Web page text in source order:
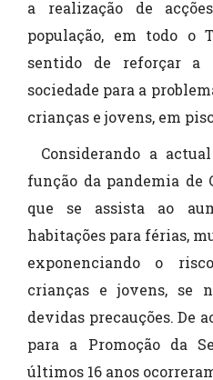
a realização de
população, em todo o
sentido de reforçar a
sociedade para a
crianças e jovens, em
Considerando a
função da pandemia de
que se assista ao
habitações para férias,
exponenciando o
crianças e jovens, se
devidas precauções. De
para a Promoção da
últimos 16 anos